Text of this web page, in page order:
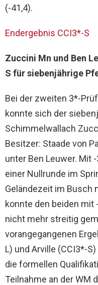
(-41,4).
Endergebnis CCI3*-S
Zuccini Mn und Ben
S für siebenjährige
Bei der zweiten 3*-
konnte sich der
Schimmelwallach
Besitzer: Staade von
unter Ben Leuwer. Mit
einer Nullrunde im
Geländezeit im Busch
konnte den beiden mit
nicht mehr streitig
vorangegangenen
L) und Arville (CCI3*-
die formellen
Teilnahme an der WM